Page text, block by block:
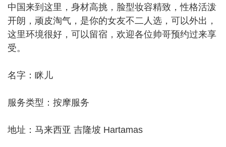
中国来到这里，身材高挑，脸型妆容精致，性格活泼
开朗，顽皮淘气，是你的女友不二人选，可以外出，
这里环境很好，可以留宿，欢迎各位帅哥预约过来享
受。
名字：眯儿
服务类型：按摩服务
地址：马来西亚 吉隆坡 Hartamas